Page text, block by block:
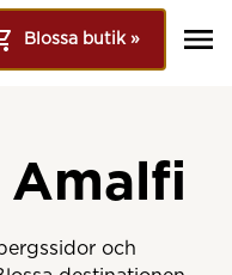
Blossa butik »
Amalfi
och